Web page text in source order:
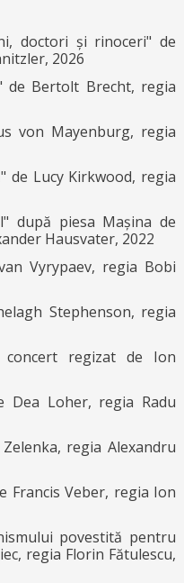
doctori și rinoceri" de
2026
de Bertolt Brecht, regia
von Mayenburg, regia
de Lucy Kirkwood, regia
după piesa Mașina de
Hausvater, 2022
Vyrypaev, regia Bobi
Stephenson, regia
concert regizat de Ion
Dea Loher, regia Radu
regia Alexandru
Francis Veber, regia Ion
povestită pentru
regia Florin Fătulescu,